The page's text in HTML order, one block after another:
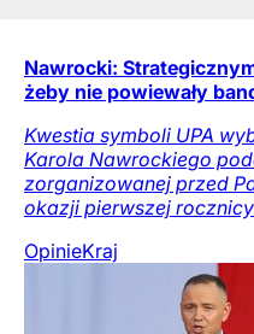
Nawrocki:
żeby nie powiewały
Kwestia symboli UPA
Karola Nawrockiego
zorganizowanej przed
okazji pierwszej
OpinieKraj